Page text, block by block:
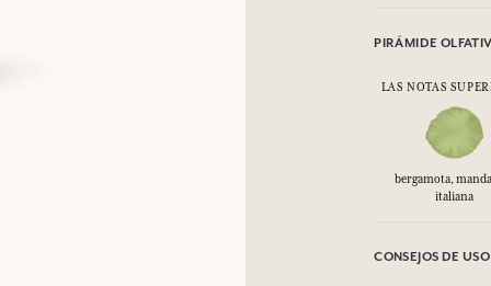
PIRÁMIDE
LAS NOTAS
bergamota,
italiana
CONSEJOS DE USO